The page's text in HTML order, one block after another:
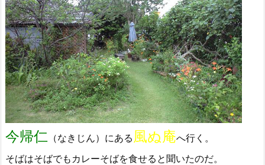
今帰仁 （なきじん）にある 風ぬ庵へ行く。
そばはそばでもカレーそばを食せると聞いたのだ。